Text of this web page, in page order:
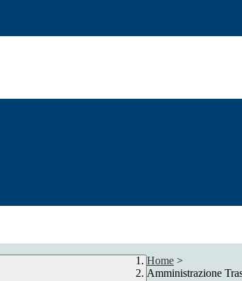
Home >
Amministrazione